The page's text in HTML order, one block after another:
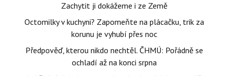
Zachytit ji dokážeme i ze Země
Octomilky v kuchyni? Zapomeňte na plácačku, trik za
korunu je vyhubí přes noc
Předpověď, kterou nikdo nechtěl. ČHMÚ: Pořádně se
ochladí až na konci srpna